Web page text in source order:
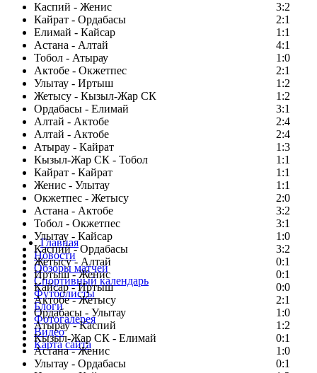
Каспий - Женис
3:2
Кайрат - Ордабасы
2:1
Елимай - Кайсар
1:1
Астана - Алтай
4:1
Тобол - Атырау
1:0
Актобе - Окжетпес
2:1
Улытау - Иртыш
1:2
Жетысу - Кызыл-Жар СК
1:2
Ордабасы - Елимай
3:1
Алтай - Актобе
2:4
Алтай - Актобе
2:4
Атырау - Кайрат
1:3
Кызыл-Жар СК - Тобол
1:1
Кайрат - Кайрат
1:1
Женис - Улытау
1:1
Окжетпес - Жетысу
2:0
Астана - Актобе
3:2
Тобол - Окжетпес
3:1
Улытау - Кайсар
1:0
Каспий - Ордабасы
3:2
Жетысу - Алтай
0:1
Иртыш - Женис
0:1
Кайсар - Иртыш
0:0
Актобе - Жетысу
2:1
Ордабасы - Улытау
1:0
Атырау - Каспий
1:2
Кызыл-Жар СК - Елимай
0:1
Астана - Женис
1:0
Улытау - Ордабасы
0:1
Главная
Новости
Обзоры матчей
Спортивный календарь
Футболисты
Блоги
Фотогалерея
Видео
Карта сайта